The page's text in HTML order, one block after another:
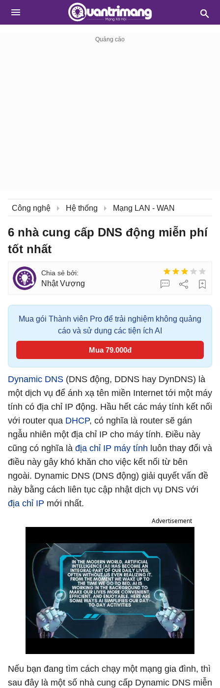
Công nghệ Hệ thống Mạng LAN - WAN
6 nhà cung cấp DNS động miễn phí
tốt nhất
Nhật Vượng
Mua gói Thành viên Pro để trải nghiệm không quảng
cáo và sử dụng các tiện ích AI
Mua 79.000đ
Dynamic DNS (DNS động, DDNS hay DynDNS) là
một dịch vụ để ánh xạ tên miền Internet tới một máy
tính có địa chỉ IP động. Hầu hết các máy tính kết nối
với router qua DHCP, có nghĩa là router sẽ gán
ngẫu nhiên một địa chỉ IP cho máy tính. Điều này
cũng có nghĩa là địa chỉ IP máy tính luôn thay đổi và
điều này gây khó khăn cho việc kết nối từ bên
ngoài. Dynamic DNS (DNS động) giải quyết vấn đề
này bằng cách liên tục cập nhật dịch vụ DNS với
địa chỉ IP mới nhất.
Advertisement
Nếu bạn đang tìm cách chạy một mạng gia đình, thì
sau đây là một số nhà cung cấp Dynamic DNS miễn